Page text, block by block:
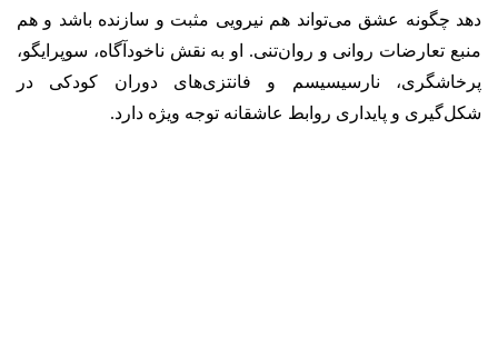
دهد چگونه عشق می‌تواند هم نیرویی مثبت و سازنده باشد و هم
منبع تعارضات روانی و روان‌تنی. او به نقش ناخودآگاه، سوپرایگو،
پرخاشگری، نارسیسیسم و فانتزی‌های دوران کودکی در
شکل‌گیری و پایداری روابط عاشقانه توجه ویژه دارد.